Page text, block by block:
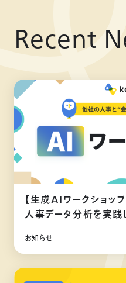
Recent
【生成AIワークショッ
人事データ分析を実践
お知らせ